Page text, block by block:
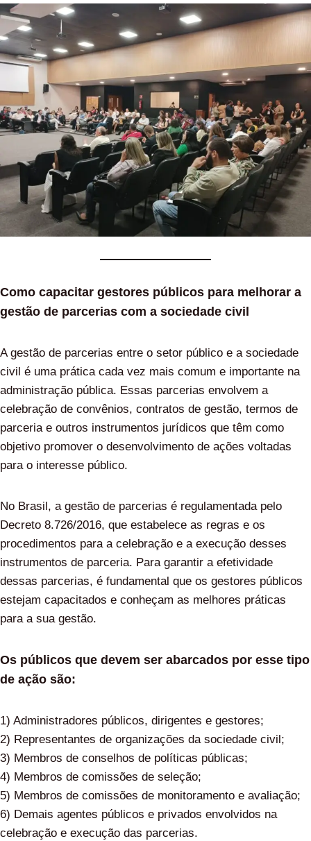
Como capacitar gestores públicos para melhorar a
gestão de parcerias com a sociedade civil
A gestão de parcerias entre o setor público e a sociedade
civil é uma prática cada vez mais comum e importante na
administração pública. Essas parcerias envolvem a
celebração de convênios, contratos de gestão, termos de
parceria e outros instrumentos jurídicos que têm como
objetivo promover o desenvolvimento de ações voltadas
para o interesse público.
No Brasil, a gestão de parcerias é regulamentada pelo
Decreto 8.726/2016, que estabelece as regras e os
procedimentos para a celebração e a execução desses
instrumentos de parceria. Para garantir a efetividade
dessas parcerias, é fundamental que os gestores públicos
estejam capacitados e conheçam as melhores práticas
para a sua gestão.
Os públicos que devem ser abarcados por esse tipo
de ação são:
1) Administradores públicos, dirigentes e gestores;
2) Representantes de organizações da sociedade civil;
3) Membros de conselhos de políticas públicas;
4) Membros de comissões de seleção;
5) Membros de comissões de monitoramento e avaliação;
6) Demais agentes públicos e privados envolvidos na
celebração e execução das parcerias.